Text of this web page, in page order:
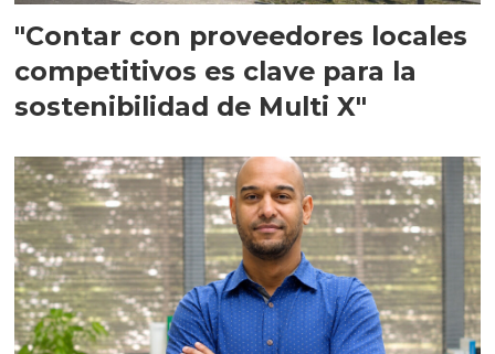
"Contar con proveedores locales
competitivos es clave para la
sostenibilidad de Multi X"